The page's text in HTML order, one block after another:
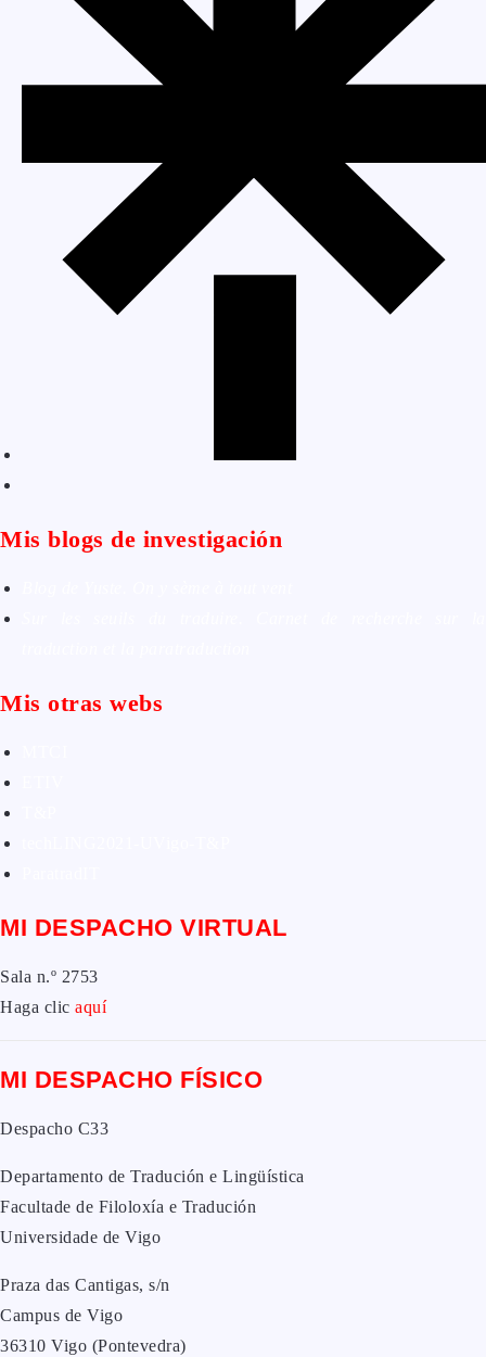
Mis blogs de investigación
Mis otras webs
MI DESPACHO VIRTUAL
Sala n.º 2753
Haga clic aquí
MI DESPACHO FÍSICO
Despacho C33
Departamento de Tradución e Lingüística
Facultade de Filoloxía e Tradución
Universidade de Vigo
Praza das Cantigas, s/n
Campus de Vigo
36310 Vigo (Pontevedra)